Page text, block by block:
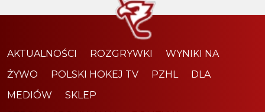
AKTUALNOŚCI ROZGRYWKI
WYNIKI NA
ŻYWO
POLSKI HOKEJ TV PZHL
DLA
MEDIÓW
SKLEP